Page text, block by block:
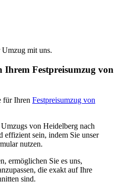
mit uns.
Ihrem Festpreisumzug von
für Ihren Festpreisumzug von
von Heidelberg nach
effizient sein, indem Sie unser
nutzen.
ermöglichen Sie es uns,
die exakt auf Ihre
sind.